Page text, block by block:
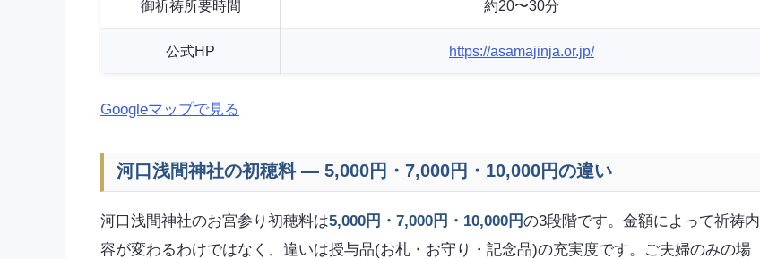
御祈祷所要時間 約20〜30分
公式HP https://asamajinja.or.jp/
Googleマップで見る
河口浅間神社の初穂料 — 5,000円・7,000円・10,000円の違い
河口浅間神社のお宮参り初穂料は5,000円・7,000円・10,000円の3段階です。金額によって祈祷内
容が変わるわけではなく、違いは授与品(お札・お守り・記念品)の充実度です。ご夫婦のみの場